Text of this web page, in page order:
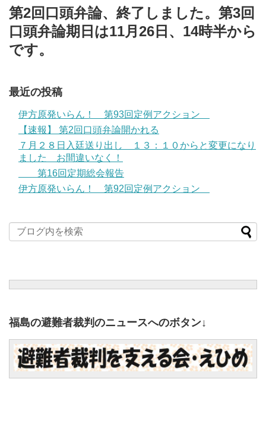
第2回口頭弁論、終了しました。第3回
口頭弁論期日は11月26日、14時半から
です。
最近の投稿
伊方原発いらん！ 第93回定例アクション
【速報】 第2回口頭弁論開かれる
７月２８日入廷送り出し １３：１０からと変更になり
ました お間違いなく！
第16回定期総会報告
伊方原発いらん！ 第92回定例アクション
福島の避難者裁判のニュースへのボタン↓